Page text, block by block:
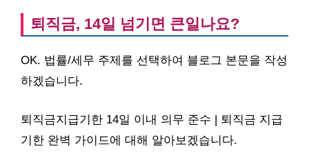
퇴직금, 14일 넘기면 큰일나요?
OK. 법률/세무 주제를 선택하여 블로그 본문을 작성
하겠습니다.
퇴직금지급기한 14일 이내 의무 준수 | 퇴직금 지급
기한 완벽 가이드에 대해 알아보겠습니다.